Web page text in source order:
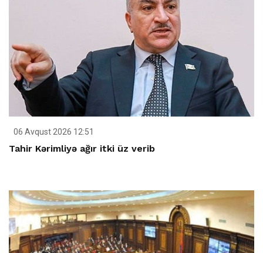
06 Avqust 2026 12:51
Tahir Kərimliyə ağır itki üz verib